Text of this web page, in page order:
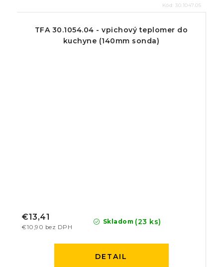
Kód: 30.1047.05
TFA 30.1054.04 - vpichový teplomer do
kuchyne (140mm sonda)
Skladom (23 ks)
€10,90 bez DPH
€13,41
DETAIL